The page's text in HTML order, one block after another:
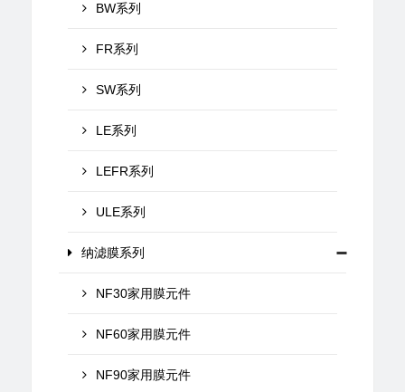
BW系列
FR系列
SW系列
LE系列
LEFR系列
ULE系列
纳滤膜系列
NF30家用膜元件
NF60家用膜元件
NF90家用膜元件